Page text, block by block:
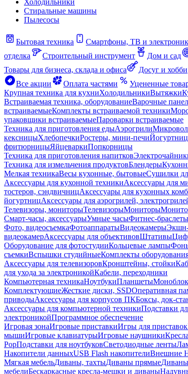
Холодильники
Стиральные машины
Пылесосы
Бытовая техника Смартфоны, ТВ и
отделка
Строительный инструмент Дом и сад
Товары для бизнеса, склада и офиса
Досуг и хобби
Все акции
Оплата частями Уцененные
Крупная техника для кухниХолодильникиВытяжки
Встраиваемая техника, оборудованиеВарочные
встраиваемыеКомплекты встраиваемой техники
упаковщики встраиваемыеПароварки встраиваемые
Техника для приготовления едыАэрогрили
кексницыХлебопечкиРостеры, мини-печи
фритюрницыЯйцеваркиПопкорницы
Техника для приготовления напитков
Техника для измельчения продуктовБлендеры
Мелкая техникаВесы кухонные, бытовыеСушилки
Аксессуары для кухонной техникиАксессуары для
тостеров, сэндвичницАксессуары для кухонных
йогуртницАксессуары для аэрогрилей,
Телевизоры, мониторыТелевизорыМониторы
Смарт-часы, аксессуарыУмные часыФитнес-браслеты
Фото, видеосъемкаФотоаппаратыВидеокамеры
видеокамерАксессуары для объективовШтативы
Оборудование для фотостудииКольцевые лампы
съемкиВспышки студийныеКомплекты
Аксессуары для телевизоровКронштейны, стойки
для ухода за электроникойКабели, переходники
Компьютерная техникаНоутбукиПланшеты
КомплектующиеЖесткие диски, SSDОперативная
приводыАксессуары для корпусов ПКБоксы, док-
Аксессуары для компьютерной техникиПодставки
электроникойПрограммное обеспечение
Игровая зонаИгровые приставкиИгры для приставок
мышиИгровые клавиатурыИгровые наушники
PopПодставки для ноутбуковСветодиодные ленты
Накопители данныхUSB Flash накопителиВнешние
Мягкая мебельДиваны, тахтыДиваны прямые
мебелиБескаркасные кресла-мешки и диваны